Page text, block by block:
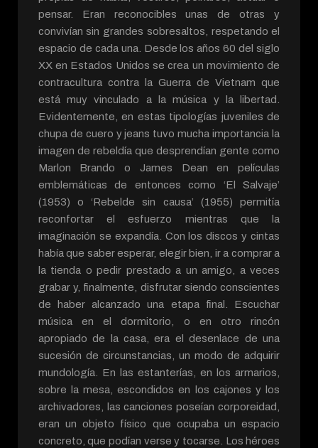
pensar. Eran reconocibles unas de otras y
convivían sin grandes sobresaltos, respetando el
espacio de cada una. Desde los años 60 del siglo
XX en Estados Unidos se crea un movimiento de
contracultura contra la Guerra de Vietnam que
está muy vinculado a la música y la libertad.
Evidentemente, en estas tipologías juveniles de
chupa de cuero y jeans tuvo mucha importancia la
imagen de rebeldía que desprendían gente como
Marlon Brando o James Dean en películas
emblemáticas de entonces como ‘El Salvaje’
(1953) o ‘Rebelde sin causa’ (1955) permitía
reconfortar el esfuerzo mientras que la
imaginación se expandía. Con los discos y cintas
había que saber esperar, elegir bien, ir a comprar a
la tienda o pedir prestado a un amigo, a veces
grabar y, finalmente, disfrutar siendo conscientes
de haber alcanzado una etapa final. Escuchar
música en el dormitorio, o en otro rincón
apropiado de la casa, era el desenlace de una
sucesión de circunstancias, un modo de adquirir
mundología. En las estanterías, en los armarios,
sobre la mesa, escondidos en los cajones y los
archivadores, las canciones poseían corporeidad,
eran un objeto físico que ocupaba un espacio
concreto, que podían verse y tocarse. Los héroes